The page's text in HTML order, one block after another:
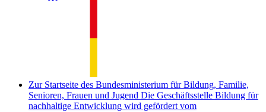
Zur Startseite des Bundesministerium für Bildung, Familie,
Senioren, Frauen und Jugend Die Geschäftsstelle Bildung für
nachhaltige Entwicklung wird gefördert vom